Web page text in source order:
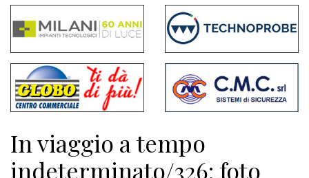
commenti
Contenuti
del
sito
Meteo
In viaggio a tempo
indeterminato/326: foto